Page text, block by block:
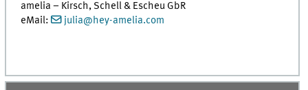
amelia – Kirsch, Schell & Escheu GbR
eMail:
julia@hey-amelia.com